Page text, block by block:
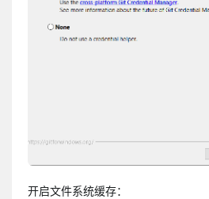
开启文件系统缓存：